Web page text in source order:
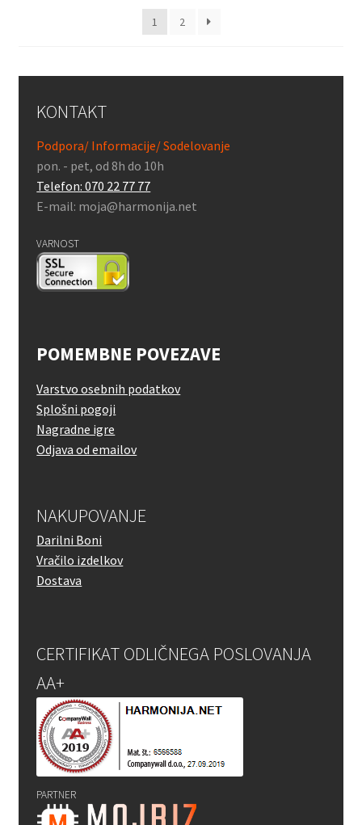
1 2
KONTAKT
Podpora/ Informacije/ Sodelovanje
pon. - pet, od 8h do 10h
Telefon: 070 22 77 77
E-mail: moja@harmonija.net
VARNOST
POMEMBNE POVEZAVE
Varstvo osebnih podatkov
Splošni pogoji
Nagradne igre
Odjava od emailov
NAKUPOVANJE
Darilni Boni
Vračilo izdelkov
Dostava
CERTIFIKAT ODLIČNEGA POSLOVANJA
AA+
PARTNER